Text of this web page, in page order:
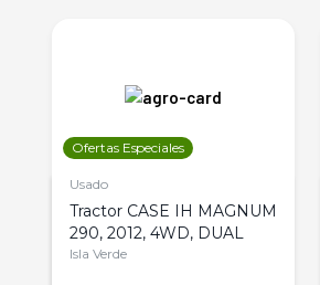
Ofertas Especiales
Usado
Tractor CASE IH MAGNUM
290, 2012, 4WD, DUAL
Isla Verde